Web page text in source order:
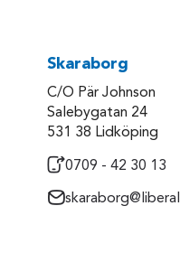
Skaraborg
C/O Pär Johnson
Salebygatan 24
531 38 Lidköping
0709 - 42 30 13